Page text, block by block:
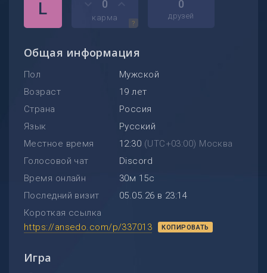
L
?
0
карма
0
друзей
Общая информация
Пол
Мужской
Возраст
19 лет
Страна
Россия
Язык
Русский
Местное время
12:30 (UTC+03:00) Москва
Голосовой чат
Discord
Время онлайн
30м 15с
Последний визит
05.05.26 в 23:14
Короткая ссылка
https://ansedo.com/p/337013
КОПИРОВАТЬ
Игра